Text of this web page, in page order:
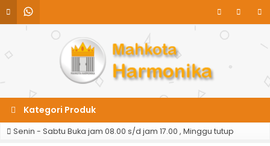
Kategori Produk
Senin - Sabtu Buka jam 08.00 s/d jam 17.00 , Minggu tutup